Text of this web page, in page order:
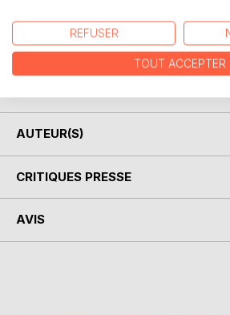
"Befehl aus dem Dunkel" ist ein 1932
Science-Fiction-Roman (damals:
auch utopisch-technischer Roman)
AUTEUR(S)
CRITIQUES PRESSE
AVIS
REFUSER
TOUT ACCEPTER